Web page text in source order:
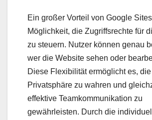
Ein großer Vorteil von Google
Möglichkeit, die Zugriffsrechte für
zu steuern. Nutzer können genau
wer die Website sehen oder
Diese Flexibilität ermöglicht es, die
Privatsphäre zu wahren und
effektive Teamkommunikation zu
gewährleisten. Durch die